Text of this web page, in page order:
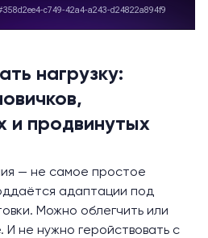
нагрузку:
продвинутых
— не самое простое
адаптации под
Можно облегчить или
И не нужно геройствовать с